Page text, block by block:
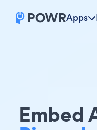
Apps
Embed